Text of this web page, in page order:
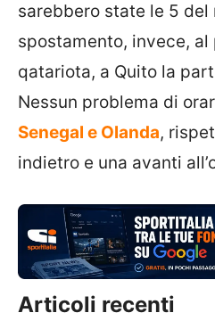
sarebbero state le 5 del
spostamento, invece,
qatariota, a Quito la
Nessun problema di
Senegal e Olanda,
indietro e una avanti
Articoli recenti